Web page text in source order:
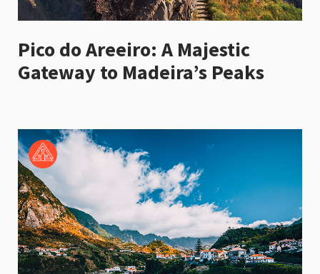
Pico do Areeiro: A Majestic
Gateway to Madeira’s Peaks